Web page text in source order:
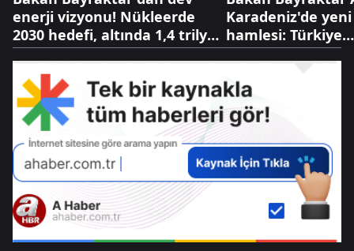
enerji vizyonu! Nükleerde
2030 hedefi, altında 1,4 trilyon
dolarlık hazine
Karadeniz'de
hamlesi: Türkiye
Bulgaristan'da